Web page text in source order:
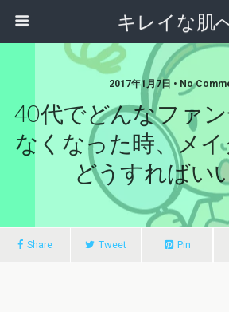
キレイな肌
2017年1月7日 • No
40代でどんなファ
なくなった時、メ
どうすればい
Share Tweet Pin